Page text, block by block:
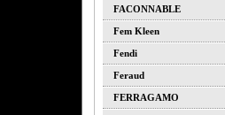
FACONNABLE
Fem Kleen
Fendi
Feraud
FERRAGAMO